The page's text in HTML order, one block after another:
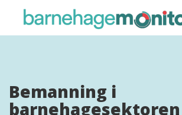
Bemanning i
barnehagesektoren